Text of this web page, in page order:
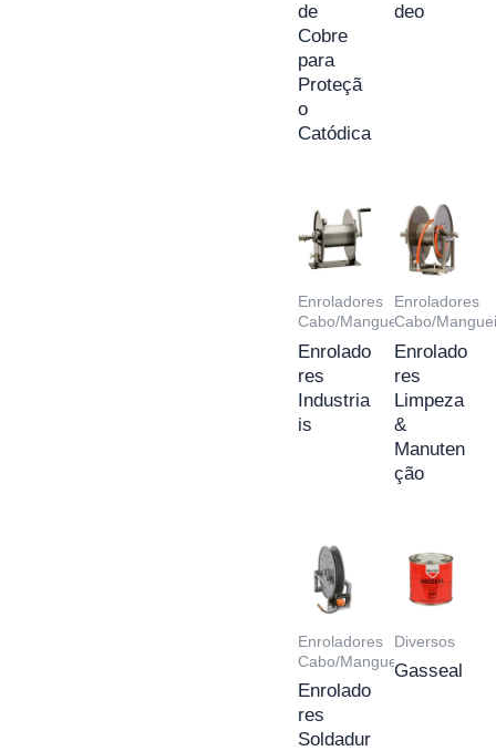
de
Cobre
para
Proteçã
o
Catódica
deo
Enroladores
Cabo/Mangueira
Enrolado
res
Industria
is
Enroladores
Cabo/
Enrolado
res
Limpeza
&
Manuten
ção
Enroladores
Cabo/Mangueira
Enrolado
res
Soldadur
Diversos
Gasseal